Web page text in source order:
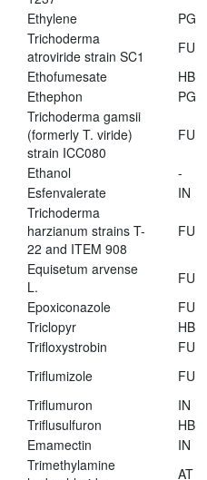
Ethylene
PG
Trichoderma
atroviride strain SC1
FU
Ethofumesate
HB
Ethephon
PG
Trichoderma gamsii
(formerly T. viride)
strain ICC080
FU
Ethanol -
Esfenvalerate
IN
Trichoderma
harzianum strains T-
22 and ITEM 908
FU
Equisetum arvense
L.
FU
Epoxiconazole
FU
Triclopyr
HB
Trifloxystrobin
FU
Triflumizole
FU
Triflumuron
IN
Triflusulfuron
HB
Emamectin
IN
Trimethylamine
AT